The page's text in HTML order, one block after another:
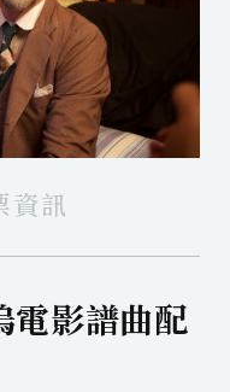
資訊
電影譜曲配